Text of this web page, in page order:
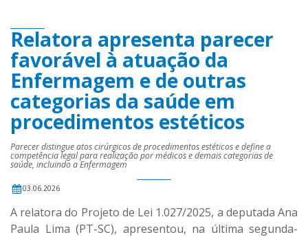
Relatora apresenta parecer
favorável à atuação da
Enfermagem e de outras
categorias da saúde em
procedimentos estéticos
Parecer distingue atos cirúrgicos de procedimentos estéticos e define a
competência legal para realização por médicos e demais categorias de
saúde, incluindo a Enfermagem
03.06.2026
A relatora do Projeto de Lei 1.027/2025, a deputada Ana
Paula Lima (PT-SC), apresentou, na última segunda-